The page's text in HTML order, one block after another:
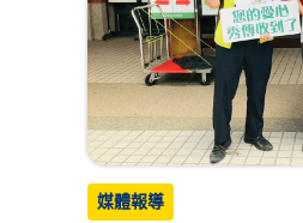
媒體報導